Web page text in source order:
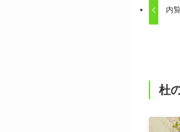
内
杜